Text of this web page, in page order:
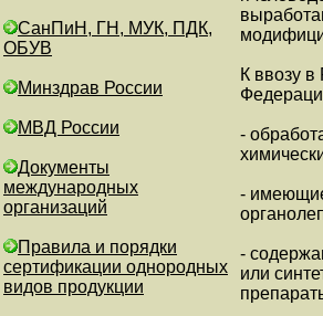
СанПиН, ГН, МУК, ПДК,
ОБУВ
Минздрав России
МВД России
Документы
международных
организаций
Правила и порядки
сертификации однородных
видов продукции
К ввозу в
-
-
-
или